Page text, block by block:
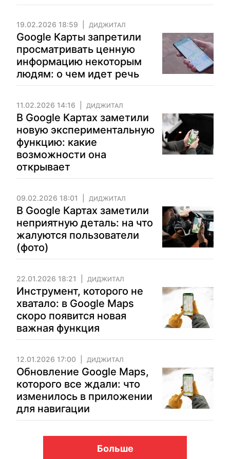
19.02.2026 18:59 ДИДЖИТАЛ
Google Карты запретили
просматривать ценную
информацию некоторым
людям: о чем идет речь
11.02.2026 14:16 ДИДЖИТАЛ
В Google Картах заметили
новую экспериментальную
функцию: какие
возможности она
открывает
09.02.2026 18:01 ДИДЖИТАЛ
В Google Картах заметили
неприятную деталь: на что
жалуются пользователи
(фото)
22.01.2026 18:21 ДИДЖИТАЛ
Инструмент, которого не
хватало: в Google Maps
скоро появится новая
важная функция
12.01.2026 17:00 ДИДЖИТАЛ
Обновление Google Maps,
которого все ждали: что
изменилось в приложении
для навигации
Больше